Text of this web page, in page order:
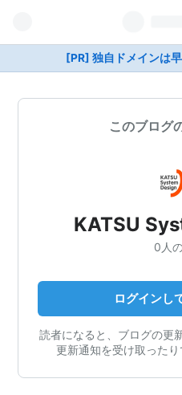
[PR] 独自ドメインは
このブログ
KATSU
0人
ログインし
読者になると、ブログの更
更新通知を受け取ったり